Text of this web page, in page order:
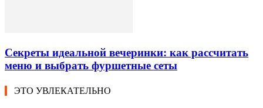
Секреты идеальной вечеринки: как рассчитать
меню и выбрать фуршетные сеты
ЭТО УВЛЕКАТЕЛЬНО